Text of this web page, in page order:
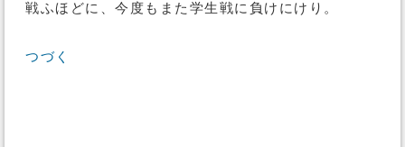
戦ふほどに、今度もまた学生戦に負けにけり。
つづく